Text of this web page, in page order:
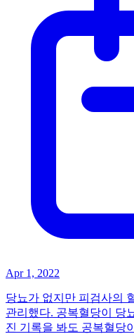
Apr 1, 2022
당뇨가 없지만 피검사의
관리했다. 공복혈당이 당
진 기록을 봐도 공복혈당